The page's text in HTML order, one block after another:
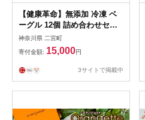
【健康革命】無添加 冷凍 ベ
ーグル 12個 詰め合わせセッ
ト ／ 健康志向 安心 安全 神
奈川県 特産品 無添加 ベーグ
ル 冷凍 もちもち 食感 多種フ
レーバー 朝食 おやつ サンド
め合わせ プレーン チョコ ブ
ーズ 全粒粉 No.055
神奈川県 二宮町
寄付金額: 15,000円
3サイトで掲載中